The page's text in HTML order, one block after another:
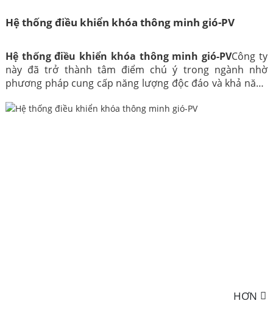
Hệ thống điều khiển khóa thông minh gió-PV
Hệ thống điều khiển khóa thông minh gió-PVCông ty
này đã trở thành tâm điểm chú ý trong ngành nhờ
phương pháp cung cấp năng lượng độc đáo và khả năng
HƠN